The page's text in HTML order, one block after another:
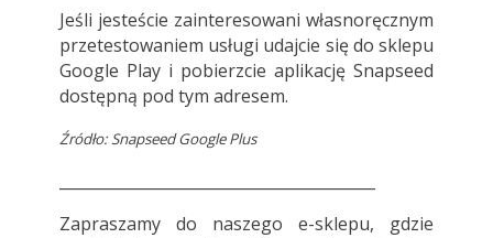
Jeśli jesteście zainteresowani własnoręcznym
przetestowaniem usługi udajcie się do sklepu
Google Play i pobierzcie aplikację Snapseed
dostępną pod tym adresem.
Źródło: Snapseed Google Plus
Zapraszamy do naszego e-sklepu, gdzie